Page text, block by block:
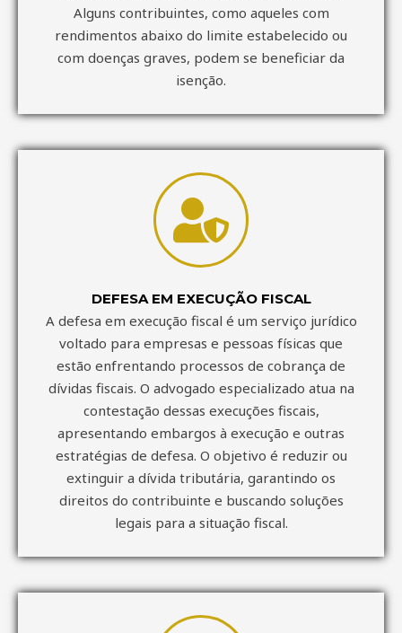
Alguns contribuintes, como aqueles com
rendimentos abaixo do limite estabelecido ou
com doenças graves, podem se beneficiar da
isenção.
DEFESA EM EXECUÇÃO FISCAL
A defesa em execução fiscal é um serviço jurídico
voltado para empresas e pessoas físicas que
estão enfrentando processos de cobrança de
dívidas fiscais. O advogado especializado atua na
contestação dessas execuções fiscais,
apresentando embargos à execução e outras
estratégias de defesa. O objetivo é reduzir ou
extinguir a dívida tributária, garantindo os
direitos do contribuinte e buscando soluções
legais para a situação fiscal.